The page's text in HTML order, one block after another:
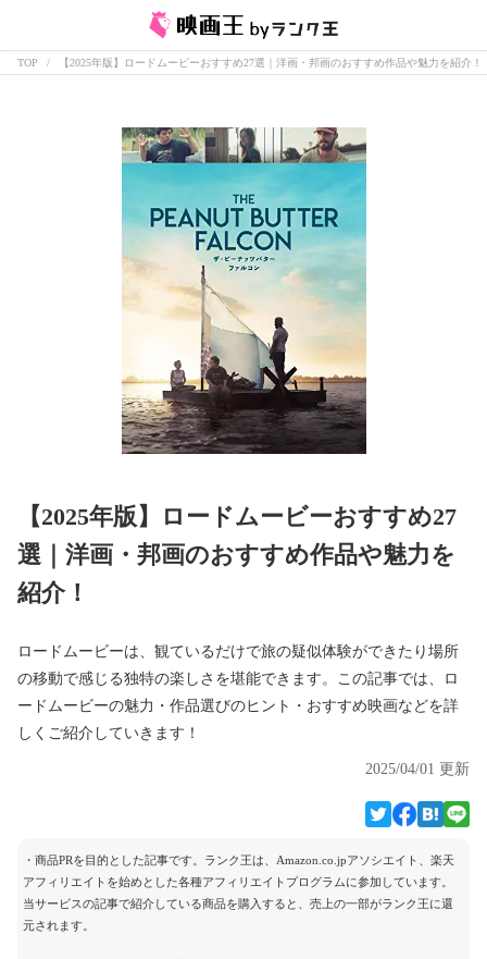
TOP 【2025年版】ロードムービーおすすめ27選｜洋画・邦画のおすすめ作品や魅力を紹介！
【2025年版】ロードムービーおすすめ27
選｜洋画・邦画のおすすめ作品や魅力を
紹介！
ロードムービーは、観ているだけで旅の疑似体験ができたり場所
の移動で感じる独特の楽しさを堪能できます。この記事では、ロ
ードムービーの魅力・作品選びのヒント・おすすめ映画などを詳
しくご紹介していきます！
2025/04/01 更新
・商品PRを目的とした記事です。ランク王は、Amazon.co.jpアソシエイト、楽天
アフィリエイトを始めとした各種アフィリエイトプログラムに参加しています。
当サービスの記事で紹介している商品を購入すると、売上の一部がランク王に還
元されます。